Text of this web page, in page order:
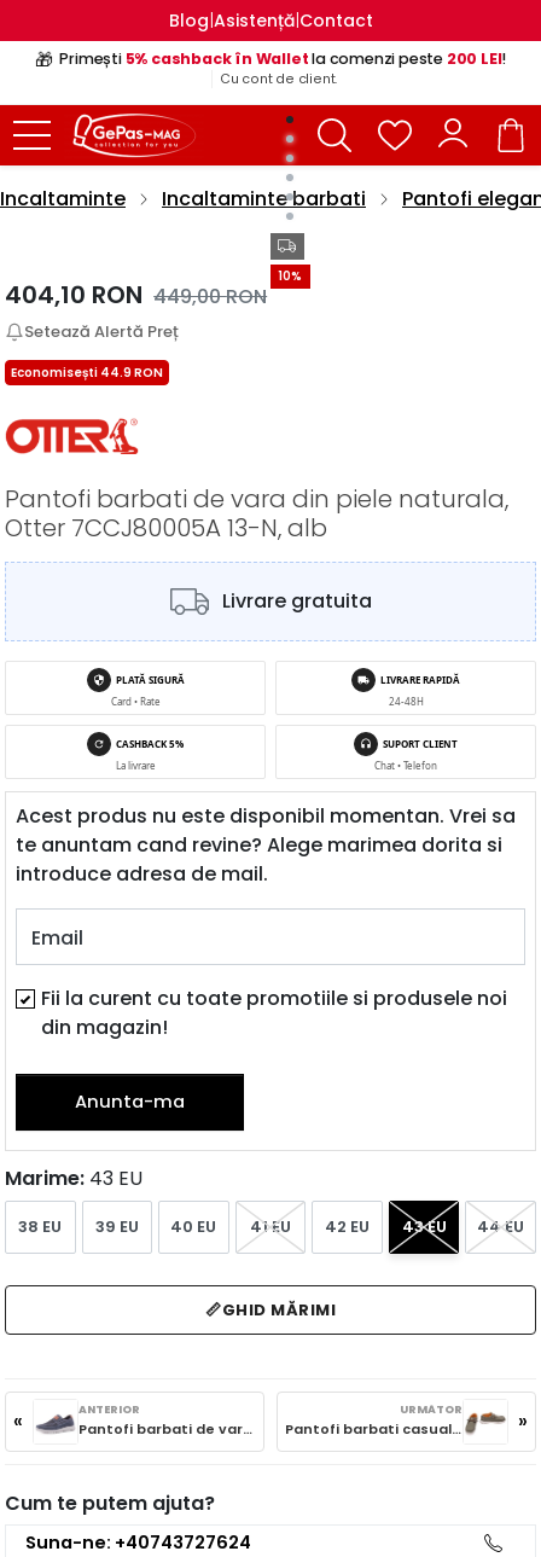
Blog|Asistență|Contact
🎁 Primești 5% cashback în Walletla comenzi peste 200 LEI!
Cu cont de client.
Incaltaminte Incaltaminte barbati Pantofi
10%
404,10 RON 449,00RON
Setează Alertă Preț
Economisești 44.9 RON
Pantofi barbati de vara din piele naturala,
Otter 7CCJ80005A 13-N, alb
Livrare gratuita
PLATĂ SIGURĂ
Card • Rate
LIVRARE RAPIDĂ
24-48H
CASHBACK 5%
La livrare
SUPORT CLIENT
Chat • Telefon
Acest produs nu este disponibil momentan. Vrei sa
te anuntam cand revine? Alege marimea dorita si
introduce adresa de mail.
Email
Fii la curent cu toate promotiile si produsele noi
din magazin!
Anunta-ma
Marime: 43 EU
38 EU 39 EU 40 EU 41 EU 42 EU 43 EU 44 EU
📏GHID MĂRIMI
« ANTERIOR
Pantofi barbati de vara din piele naturala nabuc, Otter 85DT80006A 42-2, bleumarin »
URMĂTOR
Pantofi barbati casual, JEEP JM61111A 020 Samoa Wallabee, olive
Cum te putem ajuta?
Suna-ne: +40743727624